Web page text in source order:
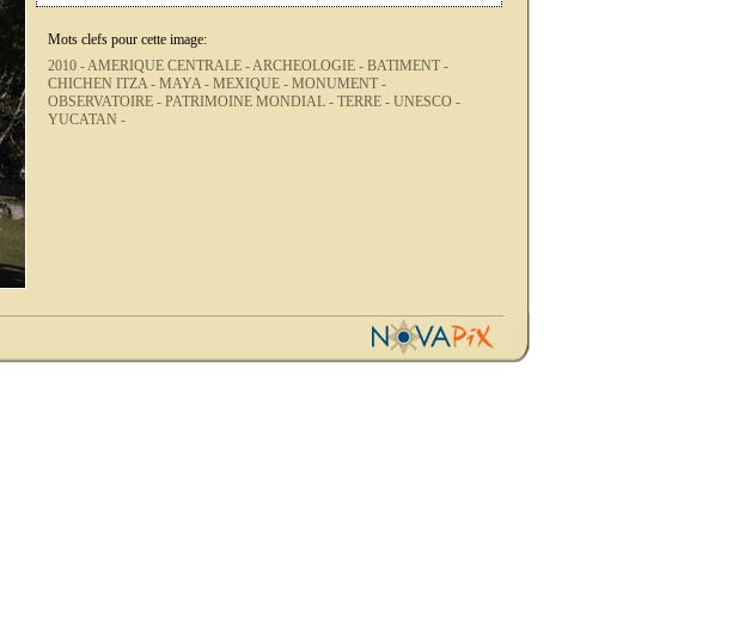
Mots clefs pour cette image:
2010 -AMERIQUE CENTRALE -ARCHEOLOGIE - BATIMENT -
CHICHEN ITZA - MAYA - MEXIQUE - MONUMENT -
OBSERVATOIRE - PATRIMOINE MONDIAL - TERRE - UNESCO -
YUCATAN -